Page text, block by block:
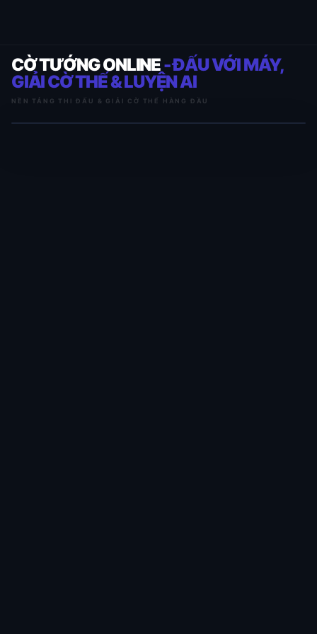
CỜ TƯỚNG ONLINE- ĐẤU VỚI MÁY,
GIẢI CỜ THẾ & LUYỆN AI
NỀN TẢNG THI ĐẤU & GIẢI CỜ THẾ HÀNG ĐẦU